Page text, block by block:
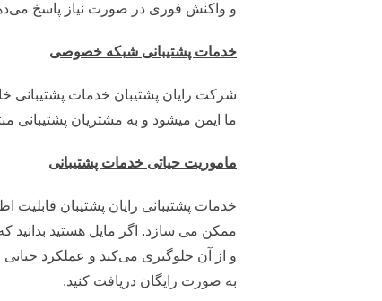
و واکنش فوری در صورت نیاز پاسخ
خدمات پشتیبانی شبکه خصوصی
شرکت رایان پشتیبان خدمات
ما ایمن میشود و به مشتریان پشتیبانی
ماموریت حیاتی خدمات پشتیبانی
خدمات پشتیبانی رایان پشتیبان قابلیت
ممکن می سازد. اگر مایل هستید
و از آن جلوگیری می‌کند و عملکرد حیاتی
به صورت رایگان دریافت کنید.